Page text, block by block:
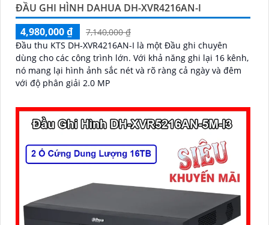
ĐẦU GHI HÌNH DAHUA DH-XVR4216AN-I
4,980,000 ₫
7,140,000 ₫
Đầu thu KTS DH-XVR4216AN-I là một Đầu ghi chuyên
dùng cho các công trình lớn. Với khả năng ghi lại 16 kênh,
nó mang lại hình ảnh sắc nét và rõ ràng cả ngày và đêm
với độ phân giải 2.0 MP